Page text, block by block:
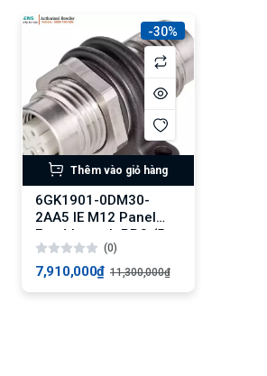
-30%
Thêm vào giỏ hàng
6GK1901-0DM30-
2AA5 IE M12 Panel
Feedthrough PRO (5
pieces)
(0)
7,910,000₫ 11,300,000₫